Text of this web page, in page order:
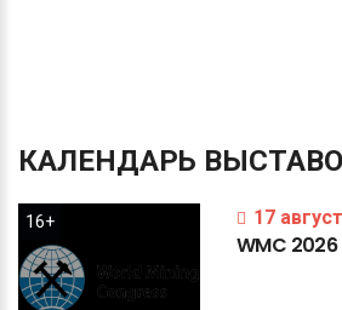
КАЛЕНДАРЬ
16+ 17
WMC 2026